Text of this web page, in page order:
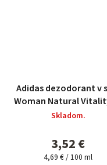
Adidas dezodorant v
Woman Natural
ml
Skladom.
3,52 €
Jednotková
4,69 € / 100 ml